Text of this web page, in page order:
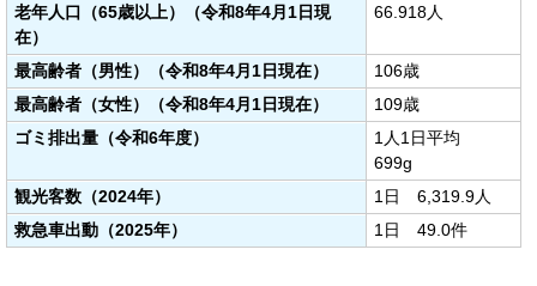
老年人口
（65歳以上）（令和8年4月1日現
在）
66.918人
最高齢者（男性）（令和8年4月1日現在）
106歳
最高齢者（女性）
（令和8年4月1日現在）
109歳
ゴミ排出量（令和6年度）
1人1日平均
699g
観光客数（2024年）
1日 6,319.9人
救急車出動（2025年）
1日 49.0件